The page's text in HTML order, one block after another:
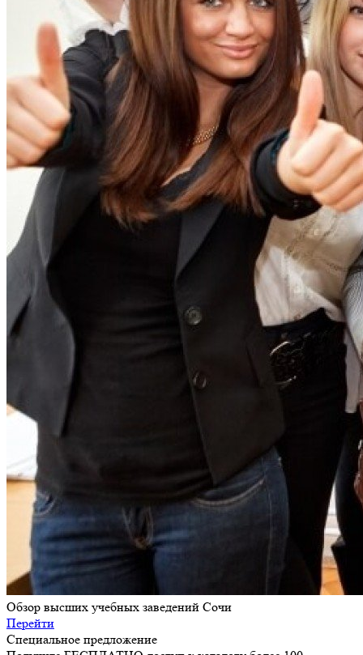
Обзор высших учебных заведений Сочи
Перейти
Специальное предложение